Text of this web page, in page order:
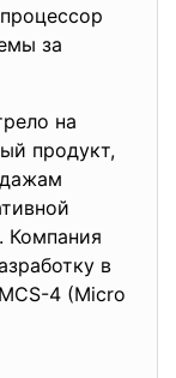
за
на
продукт,
Компания
в
4 (Micro